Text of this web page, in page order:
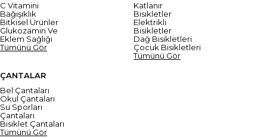
C Vitamini
Bağışıklık
Bitkisel Ürünler
Glukozamin Ve
Eklem Sağlığı
Tümünü Gör
Katlanır
Bisikletler
Elektrikli
Bisikletler
Dağ Bisikletleri
Çocuk Bisikletleri
Tümünü Gör
ÇANTALAR
Bel Çantaları
Okul Çantaları
Su Sporları
Çantaları
Bisiklet Çantaları
Tümünü Gör